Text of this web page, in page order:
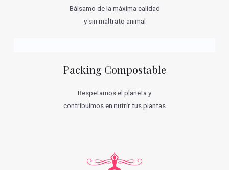
Bálsamo de la máxima calidad
y sin maltrato animal
Packing Compostable
Respetamos el planeta y
contribuimos en nutrir tus plantas